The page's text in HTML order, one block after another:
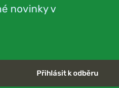
novinky v
Přihlásit k odběru